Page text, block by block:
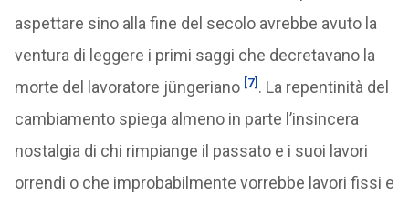
aspettare sino alla fine del secolo avrebbe avuto la
ventura di leggere i primi saggi che decretavano la
morte del lavoratore jüngeriano [7] . La repentinità del
cambiamento spiega almeno in parte l’insincera
nostalgia di chi rimpiange il passato e i suoi lavori
orrendi o che improbabilmente vorrebbe lavori fissi e